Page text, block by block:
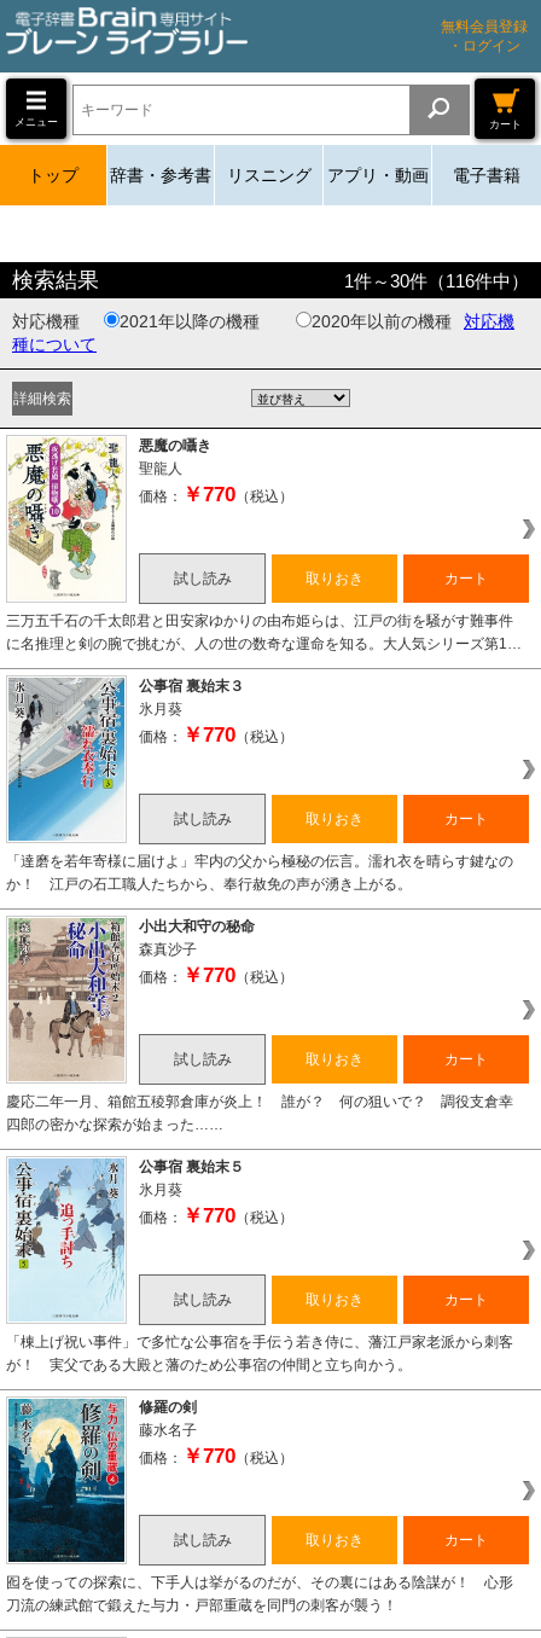
無料会員登録
・ログイン
メニュー カート
トップ 辞書・参考書 リスニング アプリ・動画 電子書籍
検索結果 1件～30件（116件中）
対応機種 2021年以降の機種 2020年以前の機種
対応機
種について
悪魔の囁き
聖龍人
価格：
￥770 （税込）
試し読み 取りおき カート
三万五千石の千太郎君と田安家ゆかりの由布姫らは、江戸の街を騒がす難事件
に名推理と剣の腕で挑むが、人の世の数奇な運命を知る。大人気シリーズ第1…
公事宿 裏始末３
氷月葵
価格：
￥770 （税込）
試し読み 取りおき カート
「達磨を若年寄様に届けよ」牢内の父から極秘の伝言。濡れ衣を晴らす鍵なの
か！ 江戸の石工職人たちから、奉行赦免の声が湧き上がる。
小出大和守の秘命
森真沙子
価格：
￥770 （税込）
試し読み 取りおき カート
慶応二年一月、箱館五稜郭倉庫が炎上！ 誰が？ 何の狙いで？ 調役支倉幸
四郎の密かな探索が始まった……
公事宿 裏始末５
氷月葵
価格：
￥770 （税込）
試し読み 取りおき カート
「棟上げ祝い事件」で多忙な公事宿を手伝う若き侍に、藩江戸家老派から刺客
が！ 実父である大殿と藩のため公事宿の仲間と立ち向かう。
修羅の剣
藤水名子
価格：
￥770 （税込）
試し読み 取りおき カート
囮を使っての探索に、下手人は挙がるのだが、その裏にはある陰謀が！ 心形
刀流の練武館で鍛えた与力・戸部重蔵を同門の刺客が襲う！